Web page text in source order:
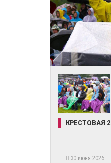
КРЕСТОВАЯ
30 июня 2026